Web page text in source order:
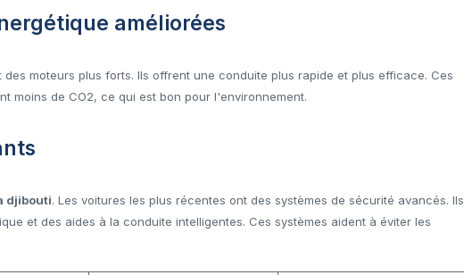
améliorées
des moteurs plus forts. Ils offrent une conduite plus rapide et plus efficace. Ces
moins de CO2, ce qui est bon pour l'environnement.
djibouti. Les voitures les plus récentes ont des systèmes de sécurité avancés. Ils
et des aides à la conduite intelligentes. Ces systèmes aident à éviter les